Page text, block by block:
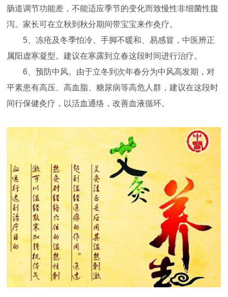
肠道调节功能差，不能适应季节的变化而致慢性非细菌性腹
泻。家长可在立秋到秋分期间带宝宝来作灸疗。
5、冻疮及冬季怕冷、手脚不暖和、易感冒，中医辨正
属阳虚寒凝型。建议在寒露到立春这段时间进行治疗。
6、预防中风。由于立冬到次年春分为中风高发期，对
平素患有高压、高血脂、糖尿病等高危人群，建议在这段时
间行保健灸疗，以活血通络，改善血液循环。